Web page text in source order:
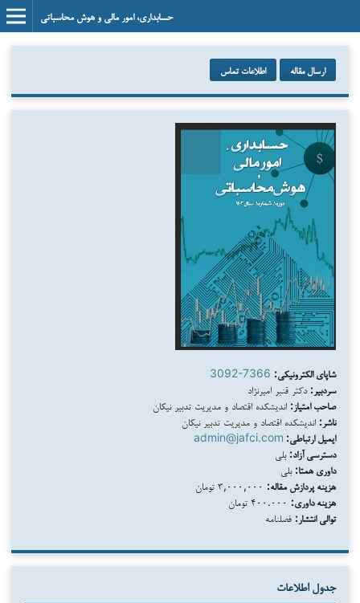
حسابداری، امور مالی و هوش محاسباتی
ارسال مقاله اطلاعات تماس
شاپای الکترونیکی: 3092-7366
سردبیر: دکتر قنبر امیرنژاد
صاحب امتیاز: اندیشکده اقتصاد و مدیریت تدبیر نیکان
ناشر: اندیشکده اقتصاد و مدیریت تدبیر نیکان
ایمیل ارتباطی: admin@jafci.com
دسترسی آزاد: بلی
داوری همتا: بلی
هزینه پردازش مقاله:
هزینه داوری:
توالی انتشار: فصلنامه
جدول اطلاعات